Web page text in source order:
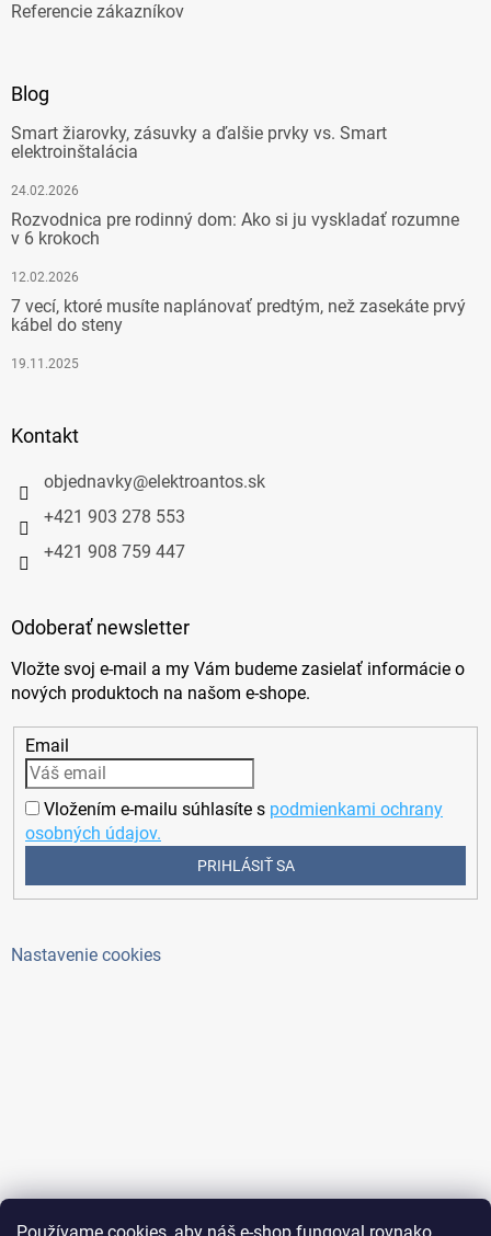
Referencie zákazníkov
Blog
Smart žiarovky, zásuvky a ďalšie prvky vs. Smart
elektroinštalácia
24.02.2026
Rozvodnica pre rodinný dom: Ako si ju vyskladať rozumne
v 6 krokoch
12.02.2026
7 vecí, ktoré musíte naplánovať predtým, než zasekáte prvý
kábel do steny
19.11.2025
Kontakt
objednavky@elektroantos.sk
+421 903 278 553
+421 908 759 447
Odoberať newsletter
Vložte svoj e-mail a my Vám budeme zasielať informácie o
nových produktoch na našom e-shope.
Email
Vložením e-mailu súhlasíte s podmienkami ochrany
osobných údajov.
PRIHLÁSIŤ SA
Nastavenie cookies